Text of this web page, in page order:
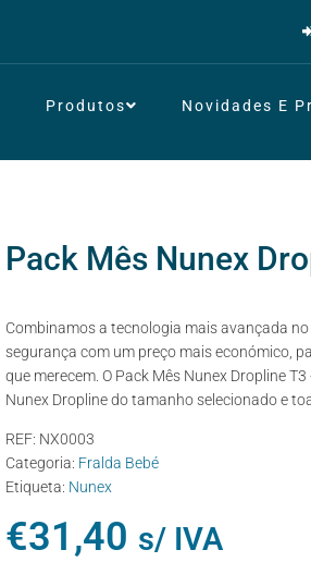
Produtos Novidades E
Pack Mês Nunex
Combinamos a tecnologia mais avançada
segurança com um preço mais económico,
que merecem. O Pack Mês Nunex Dropline
Nunex Dropline do tamanho selecionado e
REF: NX0003
Categoria: Fralda Bebé
Etiqueta: Nunex
€31,40 s/ IVA